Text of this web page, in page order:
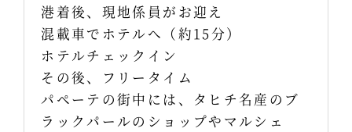
港着後、現地係員がお迎え
混載車でホテルへ（約15分）
ホテルチェックイン
その後、フリータイム
パペーテの街中には、タヒチ名産のブ
ラックパールのショップやマルシェ